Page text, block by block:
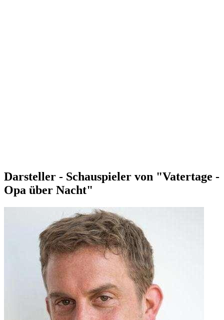
Darsteller - Schauspieler von "Vatertage -
Opa über Nacht"